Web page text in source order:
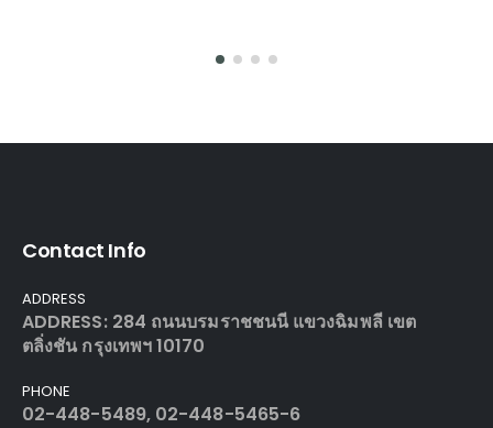
Contact Info
ADDRESS
ADDRESS: 284 ถนนบรมราชชนนี แขวงฉิมพลี เขต
ตลิ่งชัน กรุงเทพฯ 10170
PHONE
02-448-5489, 02-448-5465-6